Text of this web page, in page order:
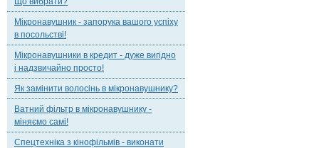
Мікронавушник - запорука вашого успіху
в посольстві!
Мікронавушники в кредит - дуже вигідно
і надзвичайно просто!
Як замінити волосінь в мікронавушнику?
Ватний фільтр в мікронавушнику -
міняємо самі!
Спецтехніка з кінофільмів - виконати